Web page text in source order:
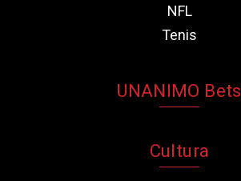
NFL
Tenis
UNANIMO Bets
Cultura